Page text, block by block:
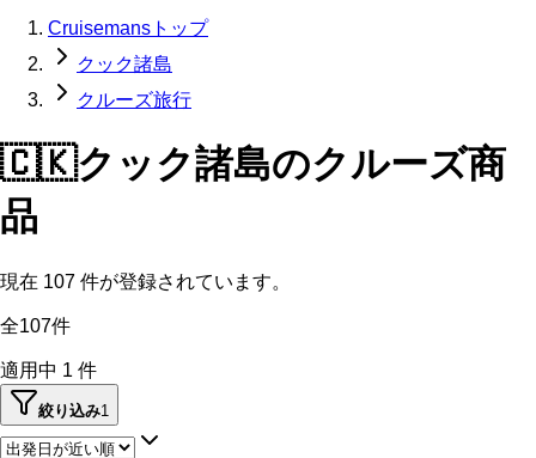
Cruisemansトップ
クック諸島
クルーズ旅行
🇨🇰クック諸島のクルーズ商
品
現在 107 件が登録されています。
全107件
適用中 1 件
絞り込み1